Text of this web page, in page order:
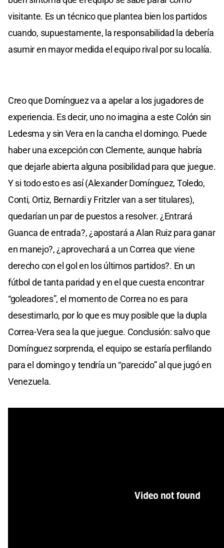
visitante. Es un técnico que plantea bien los partidos
cuando, supuestamente, la responsabilidad la debería
asumir en mayor medida el equipo rival por su localía.
Creo que Domínguez va a apelar a los jugadores de
experiencia. Es decir, uno no imagina a este Colón sin
Ledesma y sin Vera en la cancha el domingo. Puede
haber una excepción con Clemente, aunque habría
que dejarle abierta alguna posibilidad para que juegue.
Y si todo esto es así (Alexander Domínguez, Toledo,
Conti, Ortiz, Bernardi y Fritzler van a ser titulares),
quedarían un par de puestos a resolver. ¿Entrará
Guanca de entrada?, ¿apostará a Alan Ruiz para ganar
en manejo?, ¿aprovechará a un Correa que viene
derecho con el gol en los últimos partidos?. En un
fútbol de tanta paridad y en el que cuesta encontrar
“goleadores”, el momento de Correa no es para
desestimarlo, por lo que es muy posible que la dupla
Correa-Vera sea la que juegue. Conclusión: salvo que
Domínguez sorprenda, el equipo se estaría perfilando
para el domingo y tendría un “parecido” al que jugó en
Venezuela.
No es cuestión de “jugarse” o “no jugarse”, sólo de